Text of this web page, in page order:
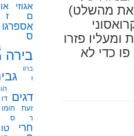
מהשלט)
פזרו
כדי לא
אגוזי
ם
ז
אספרגו
ס
בירה
ברוו
ז
דגים
הו
דו
זעת
ר
חומו
ס
חרי
טו